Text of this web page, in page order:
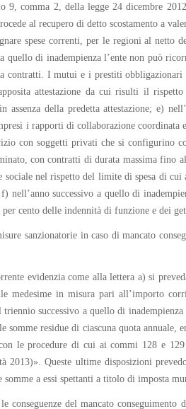
9, comma 2, della legge 24 dicembre
al recupero di detto scostamento a
spese correnti, per le regioni al netto
di inadempienza l’ente non può
contratti. I mutui e i prestiti
attestazione da cui risulti il
della predetta attestazione; e)
i rapporti di collaborazione
con soggetti privati che si configurino
con contratti di durata massima fino
nel rispetto del limite di spesa di
successivo a quello di
cento delle indennità di funzione e dei
sanzionatorie in caso di mancato
evidenzia come alla lettera a) si
medesime in misura pari all’importo
successivo a quello di
residue di ciascuna quota annuale,
le procedure di cui ai commi 128 e
Queste ultime disposizioni
a essi spettanti a titolo di imposta
del mancato conseguimento